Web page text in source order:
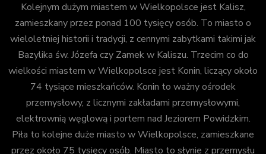
Kolejnym dużym miastem w Wielkopolsce jest Kalisz,
zamieszkany przez ponad 100 tysięcy osób. To miasto o
wieloletniej historii i tradycji, z cennymi zabytkami takimi jak
Bazylika św. Józefa czy Zamek w Kaliszu. Trzecim co do
wielkości miastem w Wielkopolsce jest Konin, liczący około
74 tysiące mieszkańców. Konin to ważny ośrodek
przemysłowy, z licznymi zakładami przemysłowymi,
elektrownią węglową i portem nad Jeziorem Powidzkim.
Piła to kolejne duże miasto w Wielkopolsce, zamieszkane
przez około 75 tysięcy osób. Miasto to słynie z przemysłu